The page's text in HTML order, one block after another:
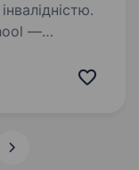
—
Достатньо